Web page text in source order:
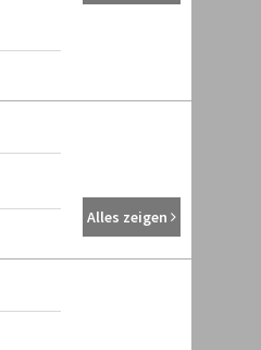
Alles zeigen